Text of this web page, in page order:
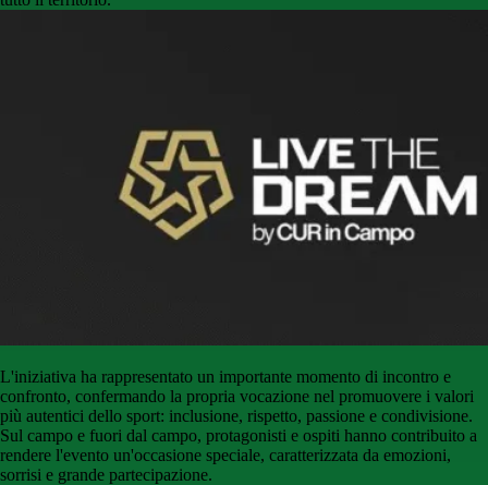
L'iniziativa ha rappresentato un importante momento di incontro e
confronto, confermando la propria vocazione nel promuovere i valori
più autentici dello sport: inclusione, rispetto, passione e condivisione.
Sul campo e fuori dal campo, protagonisti e ospiti hanno contribuito a
rendere l'evento un'occasione speciale, caratterizzata da emozioni,
sorrisi e grande partecipazione.